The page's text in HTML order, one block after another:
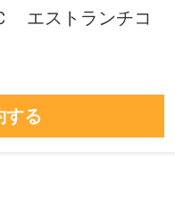
エストランチコ
する